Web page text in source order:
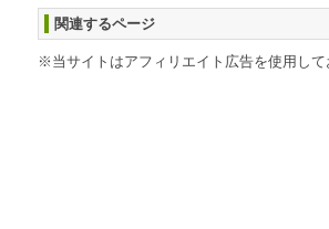
関連するページ
※当サイトはアフィリエイト広告を使用して